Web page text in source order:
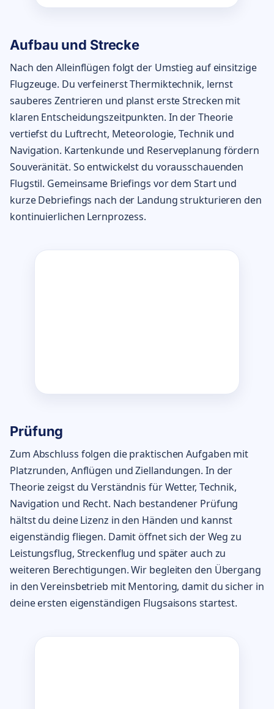
Aufbau und Strecke
Nach den Alleinflügen folgt der Umstieg auf einsitzige
Flugzeuge. Du verfeinerst Thermiktechnik, lernst
sauberes Zentrieren und planst erste Strecken mit
klaren Entscheidungszeitpunkten. In der Theorie
vertiefst du Luftrecht, Meteorologie, Technik und
Navigation. Kartenkunde und Reserveplanung fördern
Souveränität. So entwickelst du vorausschauenden
Flugstil. Gemeinsame Briefings vor dem Start und
kurze Debriefings nach der Landung strukturieren den
kontinuierlichen Lernprozess.
Prüfung
Zum Abschluss folgen die praktischen Aufgaben mit
Platzrunden, Anflügen und Ziellandungen. In der
Theorie zeigst du Verständnis für Wetter, Technik,
Navigation und Recht. Nach bestandener Prüfung
hältst du deine Lizenz in den Händen und kannst
eigenständig fliegen. Damit öffnet sich der Weg zu
Leistungsflug, Streckenflug und später auch zu
weiteren Berechtigungen. Wir begleiten den Übergang
in den Vereinsbetrieb mit Mentoring, damit du sicher in
deine ersten eigenständigen Flugsaisons startest.